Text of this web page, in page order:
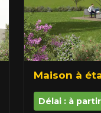
Maison à
Délai : à